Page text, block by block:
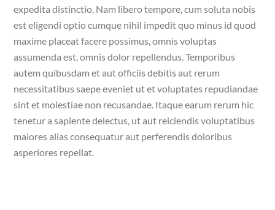
expedita distinctio. Nam libero tempore, cum soluta nobis
est eligendi optio cumque nihil impedit quo minus id quod
maxime placeat facere possimus, omnis voluptas
assumenda est, omnis dolor repellendus. Temporibus
autem quibusdam et aut officiis debitis aut rerum
necessitatibus saepe eveniet ut et voluptates repudiandae
sint et molestiae non recusandae. Itaque earum rerum hic
tenetur a sapiente delectus, ut aut reiciendis voluptatibus
maiores alias consequatur aut perferendis doloribus
asperiores repellat.